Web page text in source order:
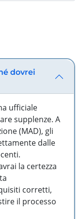
dovrei
ufficiale
supplenze. A
(MAD), gli
dalle
la certezza
corretti,
il processo